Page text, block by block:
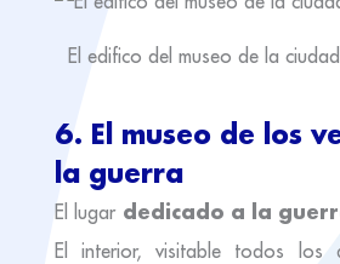
El edifico del museo de la
6. El museo de los
la guerra
El lugardedicado a la
El interior, visitable todos los